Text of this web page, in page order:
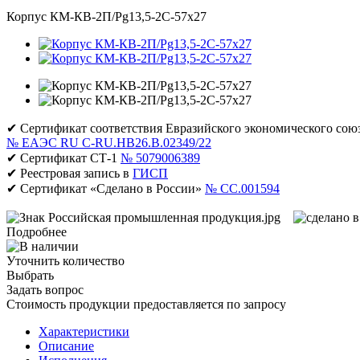
Корпус КМ-КВ-2П/Pg13,5-2С-57х27
✔ Сертификат соответствия Евразийского экономического
№ ЕАЭС RU C-RU.НВ26.В.02349/22
✔ Сертификат СТ-1 № 5079006389
✔ Реестровая запись в ГИСП
✔ Сертификат «Сделано в России» № CC.001594
Подробнее
Уточнить количество
Выбрать
Задать вопрос
Стоимость продукции предоставляется по запросу
Характеристики
Описание